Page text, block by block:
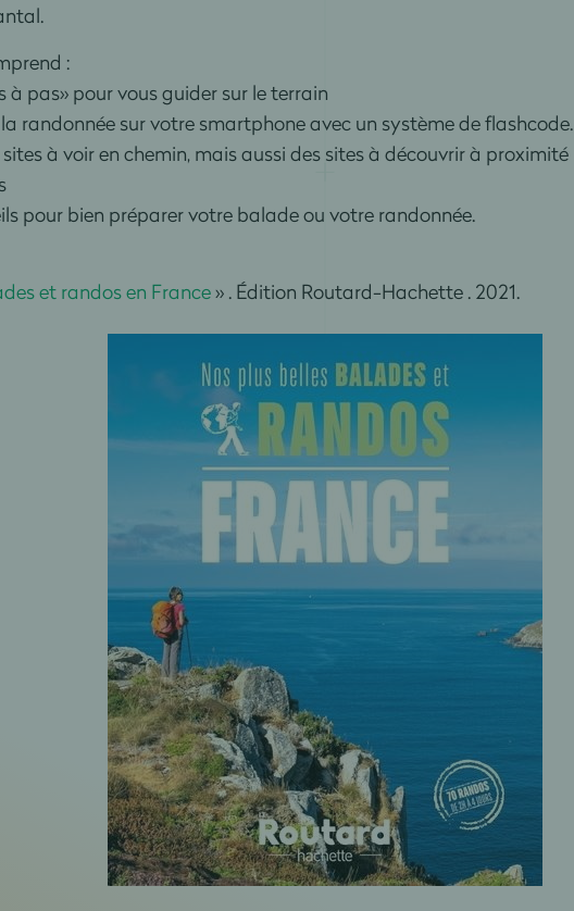
:
à pas» pour vous guider sur le terrain
la randonnée sur votre smartphone avec un système de flashcode.
à voir en chemin, mais aussi des sites à découvrir à proximité
pour bien préparer votre balade ou votre randonnée.
et randos en France» . Édition Routard-Hachette . 2021.